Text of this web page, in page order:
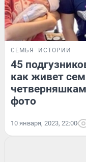
СЕМЬЯ ИСТОРИИ
45
как живет
фото
10 января, 2023, 22:00